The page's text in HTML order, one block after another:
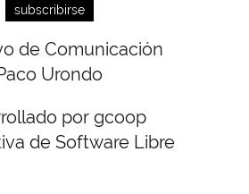
subscribirse
de Comunicación
Urondo
por gcoop
de Software Libre